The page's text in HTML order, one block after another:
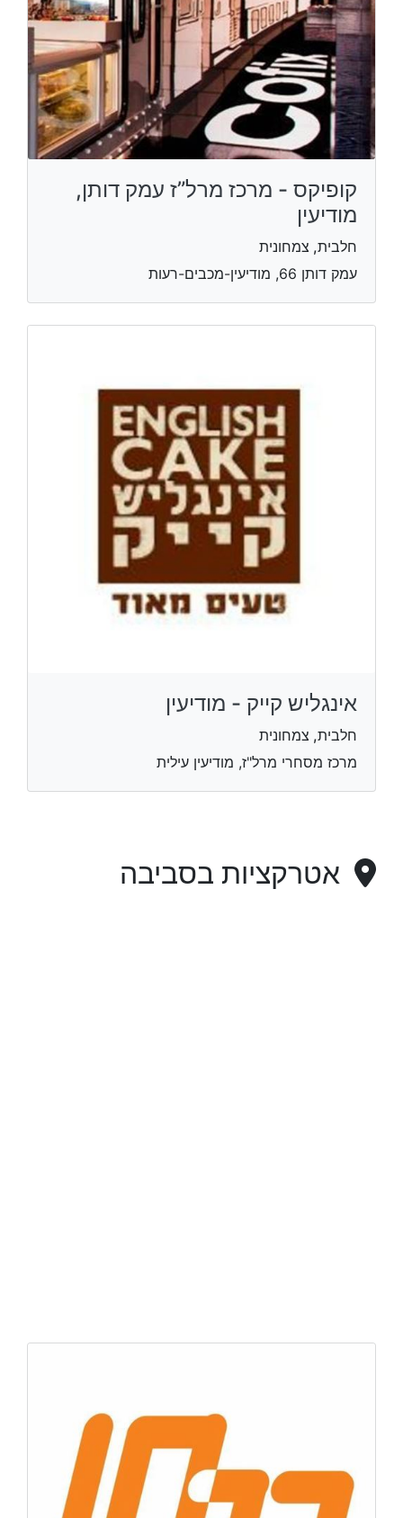
קופיקס - מרכז מרל”ז עמק דותן,
מודיעין
חלבית, צמחונית
עמק דותן 66, מודיעין-מכבים-רעות
אינגליש קייק - מודיעין
חלבית, צמחונית
מרכז מסחרי מרל"ז, מודיעין עילית
אטרקציות בסביבה